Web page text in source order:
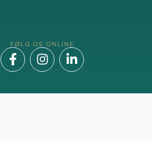
FØLG OS ONLINE